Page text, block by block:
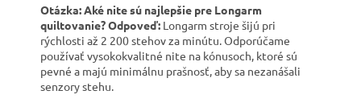
v
k
y
v
ý
Otázka: Aké nite sú najlepšie pre Longarm
quiltovanie?Odpoveď: Longarm stroje šijú pri
rýchlosti až 2 200 stehov za minútu. Odporúčame
používať vysokokvalitné nite na kónusoch, ktoré sú
pevné a majú minimálnu prašnosť, aby sa nezanášali
senzory stehu.